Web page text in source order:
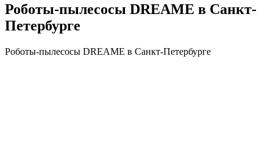
Роботы-пылесосы DREAME в Санкт-
Петербурге
Роботы-пылесосы DREAME в Санкт-Петербурге